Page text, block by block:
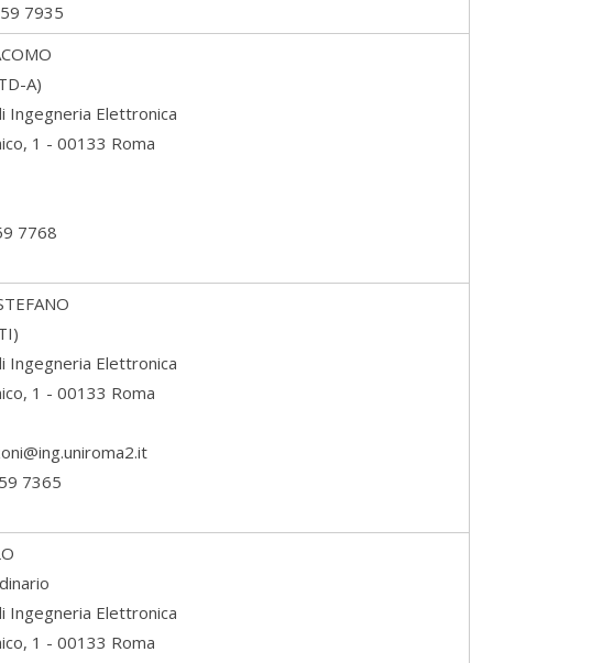
7935
A)
Ingegneria Elettronica
1 - 00133 Roma
7768
Ingegneria Elettronica
1 - 00133 Roma
7365
Ingegneria Elettronica
1 - 00133 Roma